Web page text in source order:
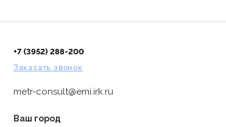
+7 (3952) 288-200
Заказать звонок
metr-consult@emi.irk.ru
Ваш город